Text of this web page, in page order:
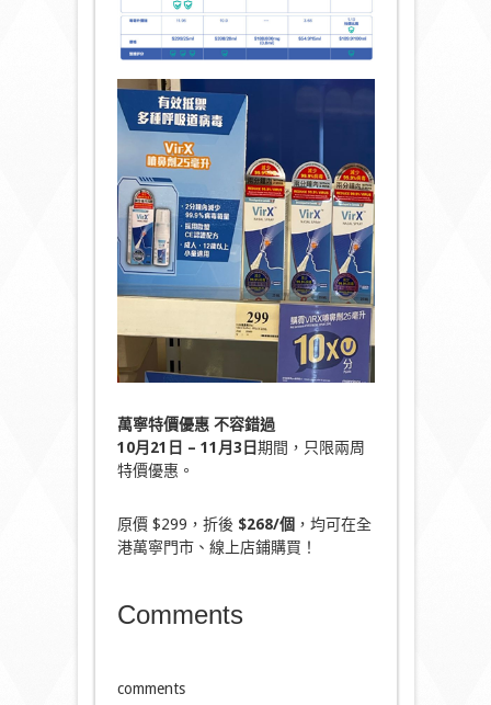
萬寧特價優惠 不容錯過
10月 21 日 – 11月3 日期間，只限兩周
特價優惠。
原價 $299，折後 $268/個 ，均可在全
港萬寧門市、線上店鋪購買！
Comments
comments